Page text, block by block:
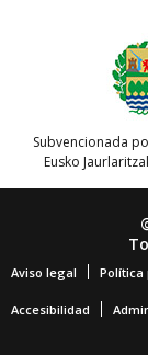
Subvencionada
Eusko
Aviso legal Política
Accesibilidad